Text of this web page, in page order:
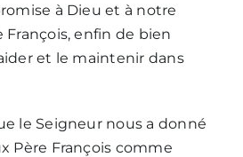
à Dieu et à notre
enfin de bien
et le maintenir dans
le Seigneur nous a donné
Père François comme